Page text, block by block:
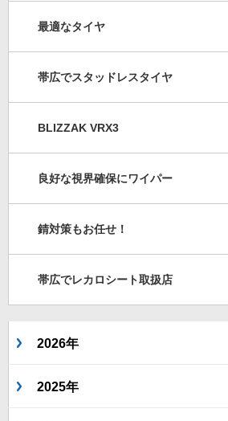
最適なタイヤ
帯広でスタッドレスタイヤ
BLIZZAK VRX3
良好な視界確保にワイパー
錆対策もお任せ！
帯広でレカロシート取扱店
2026年
2025年